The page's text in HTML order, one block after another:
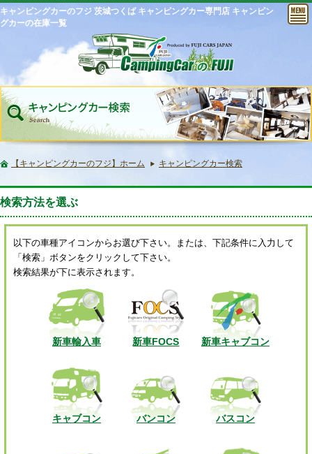
キャンピングカーのフジ 茨城つくば キャンピングカー専門店 キャンピン
グカーの在庫一覧
【キャンピングカーのフジ】ホーム キャンピングカー検索
検索方法を選ぶ
以下の車種アイコンからお選び下さい。または、下記条件に入力して
「検索」ボタンをクリックして下さい。
検索結果が下に表示されます。
新車輸入車 新車FOCS 新車キャブコン
キャブコン バンコン バスコン